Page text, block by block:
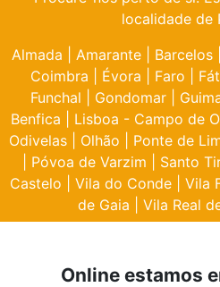
localidade de
Almada
Amarante Barcelos
Coimbra
Évora Faro
Funchal
Gondomar
Benfica
Lisboa - Campo de
Odivelas
Olhão Ponte de
Póvoa de Varzim Santo
Castelo
Vila do Conde Vila
de Gaia
Vila Real
Online estamos